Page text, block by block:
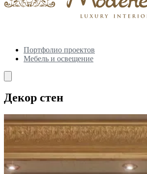
Портфолио проектов
Мебель и освещение
Декор стен